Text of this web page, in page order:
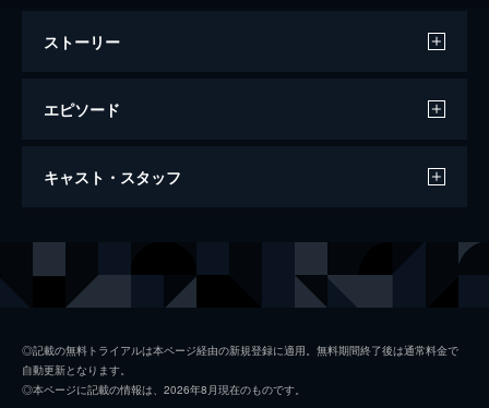
ストーリー
エピソード
#1 絶景！北海道＜新冠町⇒襟裳岬＞
ンサー尾形も奇跡の出会いの連続で大興奮！
■絶景の信州横断132キロ！目指すは＜野尻
湖＞に浮かぶパワスポ神社■チョイと野沢温
泉でイイ気分■きしたかの高野と髙木菜那も
キャスト・スタッフ
プロデューサー
◎記載の無料トライアルは本ページ経由の新規登録に適用。無料期間終了後は通常料金で
自動更新となります。
◎本ページに記載の情報は、2026年8月現在のものです。